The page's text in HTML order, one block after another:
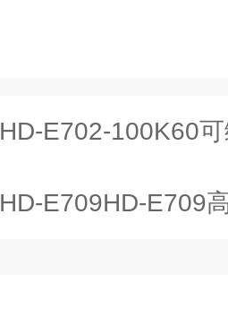
HD-E702-100K60可
HD-E709HD-E709